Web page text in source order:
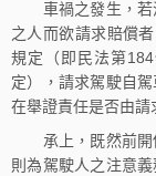
車禍之發生，若
之人而欲請求賠償
規定（即民法第
定），請求駕駛自
在舉證責任是否由請
承上，既然前開
則為駕駛人之注意